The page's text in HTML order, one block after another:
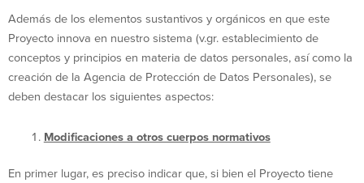
Además de los elementos sustantivos y orgánicos en que este
Proyecto innova en nuestro sistema (v.gr. establecimiento de
conceptos y principios en materia de datos personales, así como la
creación de la Agencia de Protección de Datos Personales), se
deben destacar los siguientes aspectos:
Modificaciones a otros cuerpos normativos
En primer lugar, es preciso indicar que, si bien el Proyecto tiene